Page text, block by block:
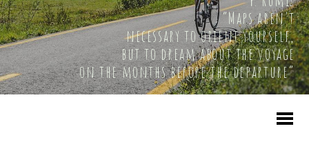
“Maps aren't
necessary to orient yourself,
but to dream about the voyage
on the months before the departure”